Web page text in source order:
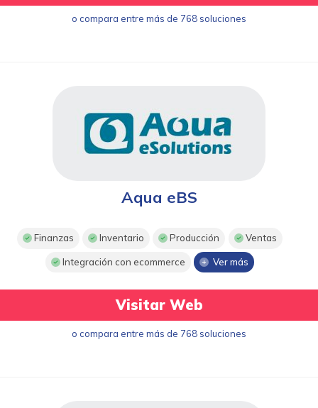
o compara entre más de 768 soluciones
Aqua eBS
Finanzas Inventario Producción Ventas
Integración con ecommerce Ver más
Visitar Web
o compara entre más de 768 soluciones